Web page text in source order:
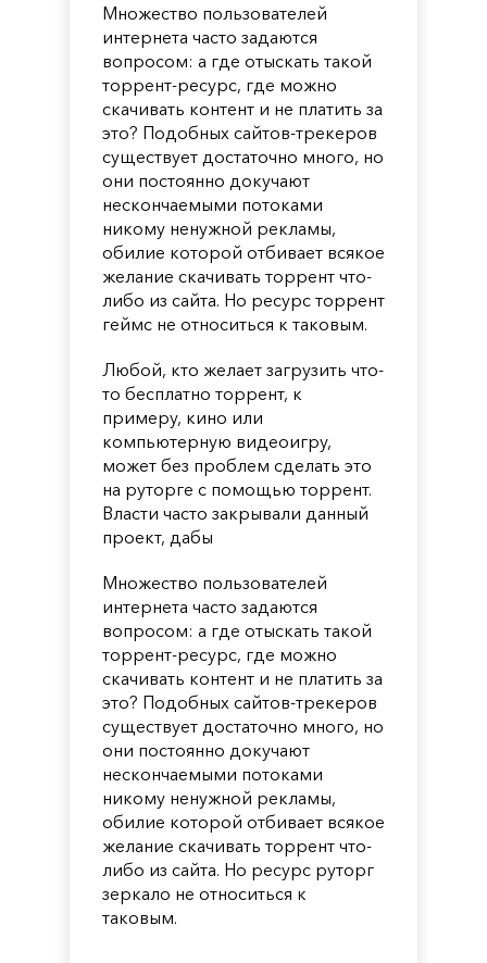
Множество пользователей
интернета часто задаются
вопросом: а где отыскать такой
торрент-ресурс, где можно
скачивать контент и не платить за
это? Подобных сайтов-трекеров
существует достаточно много, но
они постоянно докучают
нескончаемыми потоками
никому ненужной рекламы,
обилие которой отбивает всякое
желание скачивать торрент что-
либо из сайта. Но ресурс торрент
геймс не относиться к таковым.
Любой, кто желает загрузить что-
то бесплатно торрент, к
примеру, кино или
компьютерную видеоигру,
может без проблем сделать это
на руторге с помощью торрент.
Власти часто закрывали данный
проект, дабы
Множество пользователей
интернета часто задаются
вопросом: а где отыскать такой
торрент-ресурс, где можно
скачивать контент и не платить за
это? Подобных сайтов-трекеров
существует достаточно много, но
они постоянно докучают
нескончаемыми потоками
никому ненужной рекламы,
обилие которой отбивает всякое
желание скачивать торрент что-
либо из сайта. Но ресурс руторг
зеркало не относиться к
таковым.